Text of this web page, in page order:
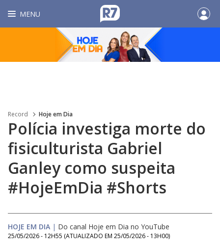
MENU
Record Hoje em Dia
Polícia investiga morte do
fisiculturista Gabriel
Ganley como suspeita
#HojeEmDia #Shorts
HOJE EM DIA | Do canal Hoje em Dia no YouTube
25/05/2026 - 12H55 (ATUALIZADO EM 25/05/2026 - 13H00)